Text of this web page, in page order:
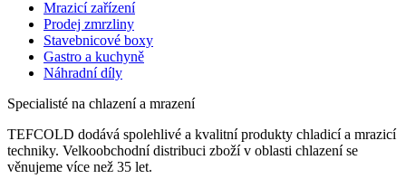
Mrazicí zařízení
Prodej zmrzliny
Stavebnicové boxy
Gastro a kuchyně
Náhradní díly
Specialisté na chlazení a mrazení
TEFCOLD dodává spolehlivé a kvalitní produkty chladicí a mrazicí
techniky. Velkoobchodní distribuci zboží v oblasti chlazení se
věnujeme více než 35 let.